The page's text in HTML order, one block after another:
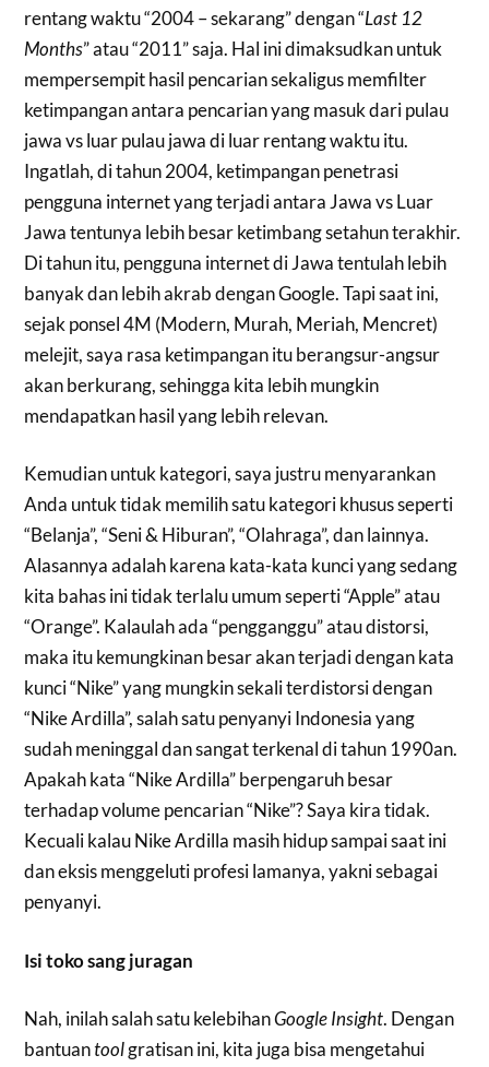
rentang waktu “2004 – sekarang” dengan “Last 12
Months” atau “2011” saja. Hal ini dimaksudkan untuk
mempersempit hasil pencarian sekaligus memfilter
ketimpangan antara pencarian yang masuk dari pulau
jawa vs luar pulau jawa di luar rentang waktu itu.
Ingatlah, di tahun 2004, ketimpangan penetrasi
pengguna internet yang terjadi antara Jawa vs Luar
Jawa tentunya lebih besar ketimbang setahun terakhir.
Di tahun itu, pengguna internet di Jawa tentulah lebih
banyak dan lebih akrab dengan Google. Tapi saat ini,
sejak ponsel 4M (Modern, Murah, Meriah, Mencret)
melejit, saya rasa ketimpangan itu berangsur-angsur
akan berkurang, sehingga kita lebih mungkin
mendapatkan hasil yang lebih relevan.
Kemudian untuk kategori, saya justru menyarankan
Anda untuk tidak memilih satu kategori khusus seperti
“Belanja”, “Seni & Hiburan”, “Olahraga”, dan lainnya.
Alasannya adalah karena kata-kata kunci yang sedang
kita bahas ini tidak terlalu umum seperti “Apple” atau
“Orange”. Kalaulah ada “pengganggu” atau distorsi,
maka itu kemungkinan besar akan terjadi dengan kata
kunci “Nike” yang mungkin sekali terdistorsi dengan
“Nike Ardilla”, salah satu penyanyi Indonesia yang
sudah meninggal dan sangat terkenal di tahun 1990an.
Apakah kata “Nike Ardilla” berpengaruh besar
terhadap volume pencarian “Nike”? Saya kira tidak.
Kecuali kalau Nike Ardilla masih hidup sampai saat ini
dan eksis menggeluti profesi lamanya, yakni sebagai
penyanyi.
Isi toko sang juragan
Nah, inilah salah satu kelebihanGoogle Insight. Dengan
bantuantoolgratisan ini, kita juga bisa mengetahui